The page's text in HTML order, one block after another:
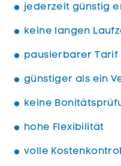
jederzeit günstig
keine langen
pausierbarer Tarif
günstiger als ein
keine
hohe Flexibilität
volle